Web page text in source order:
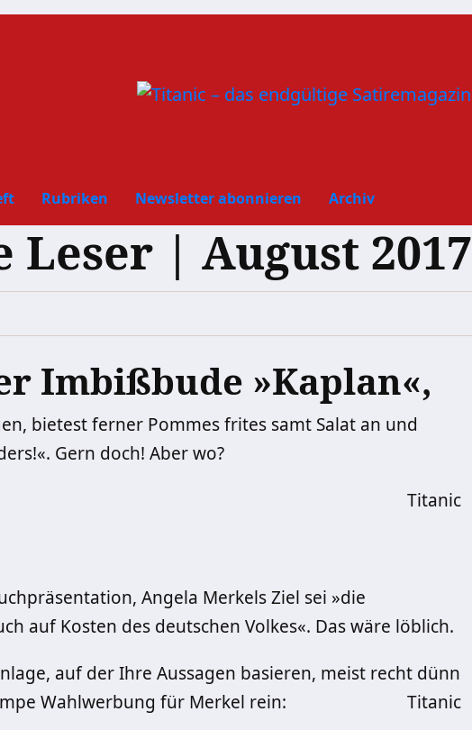
Rubriken Newsletter abonnieren Archiv
Leser | August 2017
Imbißbude »Kaplan«,
bietest ferner Pommes frites samt Salat an und
Gern doch! Aber wo?
Titanic
Angela Merkels Ziel sei »die
auf Kosten des deutschen Volkes«. Das wäre löblich.
auf der Ihre Aussagen basieren, meist recht dünn
Wahlwerbung für Merkel rein:
Titanic